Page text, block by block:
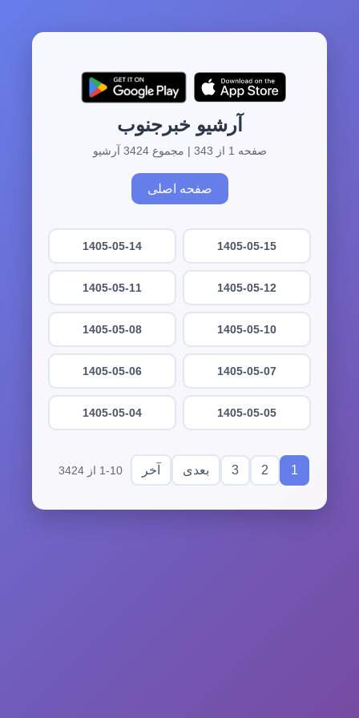
آرشیو خبرجنوب
صفحه 1 از 343 | مجموع 3424 آرشیو
صفحه اصلی
1405-05-15
1405-05-14
1405-05-12
1405-05-11
1405-05-10
1405-05-08
1405-05-07
1405-05-06
1405-05-05
1405-05-04
1
2
3 بعدی آخر 1-10 از 3424